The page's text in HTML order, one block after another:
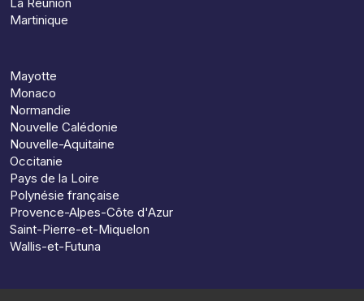
Martinique
Mayotte
Monaco
Normandie
Nouvelle Calédonie
Nouvelle-Aquitaine
Occitanie
Pays de la Loire
Polynésie française
Provence-Alpes-Côte d'Azur
Saint-Pierre-et-Miquelon
Wallis-et-Futuna